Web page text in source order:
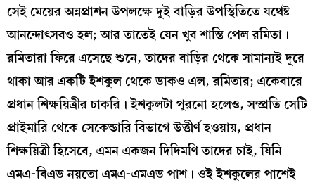
সেই মেয়ের অন্নপ্রাশন উপলক্ষে দুই বাড়ির উপস্থিতিতে যথেষ্ট
আনন্দোৎসবও হল; আর তাতেই যেন খুব শান্তি পেল রমিতা।
রমিতারা ফিরে এসেছে শুনে, তাদের বাড়ির থেকে সামান্যই দূরে
থাকা আর একটি ইশকুল থেকে ডাকও এল, রমিতার; একেবারে
প্রধান শিক্ষয়িত্রীর চাকরি। ইশকুলটা পুরনো হলেও, সম্প্রতি সেটি
প্রাইমারি থেকে সেকেন্ডারি বিভাগে উত্তীর্ণ হওয়ায়, প্রধান
শিক্ষয়িত্রী হিসেবে, এমন একজন দিদিমণি তাদের চাই, যিনি
এমএ-বিএড নয়তো এমএ-এমএড পাশ। ওই ইশকুলের পাশেই